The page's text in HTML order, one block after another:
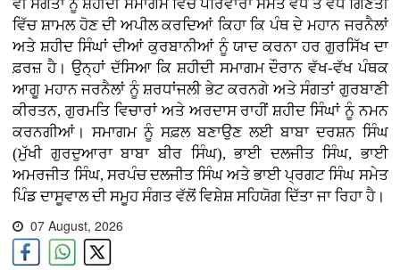
ਵੀ ਸੰਗਤਾਂ ਨੂੰ ਸ਼ਹੀਦੀ ਸਮਾਗਮ ਵਿੱਚ ਪਰਿਵਾਰਾਂ ਸਮੇਤ ਵੱਧ ਤੋਂ ਵੱਧ ਗਿਣਤੀ
ਵਿੱਚ ਸ਼ਾਮਲ ਹੋਣ ਦੀ ਅਪੀਲ ਕਰਦਿਆਂ ਕਿਹਾ ਕਿ ਪੰਥ ਦੇ ਮਹਾਨ ਜਰਨੈਲਾਂ
ਅਤੇ ਸ਼ਹੀਦ ਸਿੰਘਾਂ ਦੀਆਂ ਕੁਰਬਾਨੀਆਂ ਨੂੰ ਯਾਦ ਕਰਨਾ ਹਰ ਗੁਰਸਿੱਖ ਦਾ
ਫ਼ਰਜ਼ ਹੈ। ਉਨ੍ਹਾਂ ਦੱਸਿਆ ਕਿ ਸ਼ਹੀਦੀ ਸਮਾਗਮ ਦੌਰਾਨ ਵੱਖ-ਵੱਖ ਪੰਥਕ
ਆਗੂ ਮਹਾਨ ਜਰਨੈਲਾਂ ਨੂੰ ਸ਼ਰਧਾਂਜਲੀ ਭੇਟ ਕਰਨਗੇ ਅਤੇ ਸੰਗਤਾਂ ਗੁਰਬਾਣੀ
ਕੀਰਤਨ, ਗੁਰਮਤਿ ਵਿਚਾਰਾਂ ਅਤੇ ਅਰਦਾਸ ਰਾਹੀਂ ਸ਼ਹੀਦ ਸਿੰਘਾਂ ਨੂੰ ਨਮਨ
ਕਰਨਗੀਆਂ। ਸਮਾਗਮ ਨੂੰ ਸਫ਼ਲ ਬਣਾਉਣ ਲਈ ਬਾਬਾ ਦਰਸ਼ਨ ਸਿੰਘ
(ਮੁੱਖੀ ਗੁਰਦੁਆਰਾ ਬਾਬਾ ਬੀਰ ਸਿੰਘ), ਭਾਈ ਦਲਜੀਤ ਸਿੰਘ, ਭਾਈ
ਅਮਰਜੀਤ ਸਿੰਘ, ਸਰਪੰਚ ਦਲਜੀਤ ਸਿੰਘ ਅਤੇ ਭਾਈ ਪ੍ਰਗਟ ਸਿੰਘ ਸਮੇਤ
ਪਿੰਡ ਦਾਸੂਵਾਲ ਦੀ ਸਮੂਹ ਸੰਗਤ ਵੱਲੋਂ ਵਿਸ਼ੇਸ਼ ਸਹਿਯੋਗ ਦਿੱਤਾ ਜਾ ਰਿਹਾ ਹੈ।
07 August, 2026